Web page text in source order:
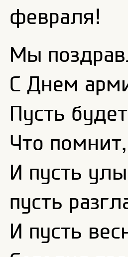
февраля!
Мы
С Днем
Пусть
Что
И пусть
пусть
И пусть